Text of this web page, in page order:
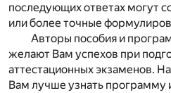
последующих ответах могут
или более точные
Авторы пособия и
желают Вам успехов при
аттестационных экзаменов.
Вам лучше узнать программу